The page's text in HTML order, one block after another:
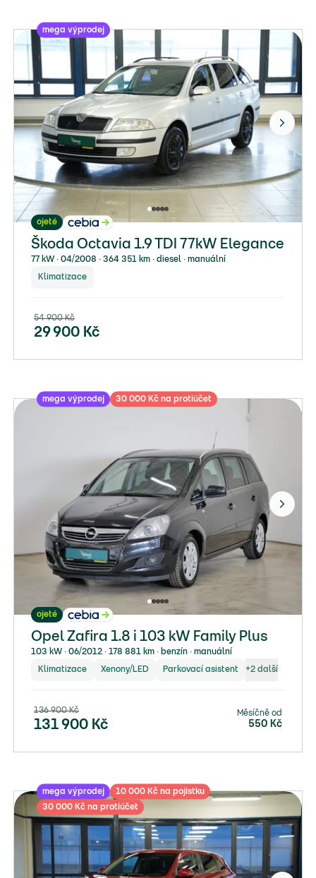
mega výprodej
ojeté
Škoda Octavia 1.9 TDI 77kW Elegance
77 kW ∙ 04/2008 ∙ 364 351 km ∙ diesel ∙ manuální
Klimatizace
54 900Kč
29 900 Kč
mega výprodej 30 000 Kč na protiúčet
ojeté
Opel Zafira 1.8 i 103 kW Family Plus
103 kW ∙ 06/2012 ∙ 178 881 km ∙ benzín ∙ manuální
Klimatizace Xenony/LED Parkovací asistent +2 další
136 900Kč
131 900 Kč
Měsíčně od
550 Kč
mega výprodej
10 000 Kč na pojistku
30 000 Kč na protiúčet